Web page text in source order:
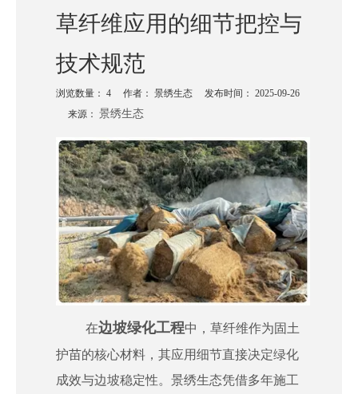
草纤维应用的细节把控与
技术规范
浏览数量： 4 作者： 景绣生态 发布时间： 2025-09-26
来源： 景绣生态
["wechat","weibo","qzone","douban","email"]
在边坡绿化工程中，草纤维作为固土
护苗的核心材料，其应用细节直接决定绿化
成效与边坡稳定性。景绣生态凭借多年施工